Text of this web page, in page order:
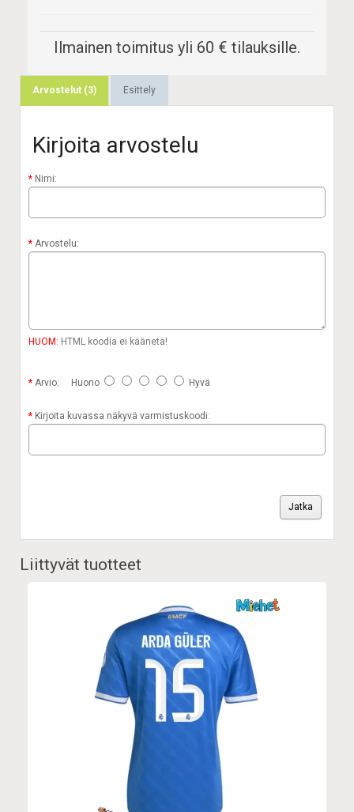
Ilmainen toimitus yli 60 € tilauksille.
Arvostelut (3) Esittely
Kirjoita arvostelu
Nimi:
Arvostelu:
HUOM: HTML koodia ei käänetä!
Arvio: Huono Hyvä
Kirjoita kuvassa näkyvä varmistuskoodi:
Jatka
Liittyvät tuotteet